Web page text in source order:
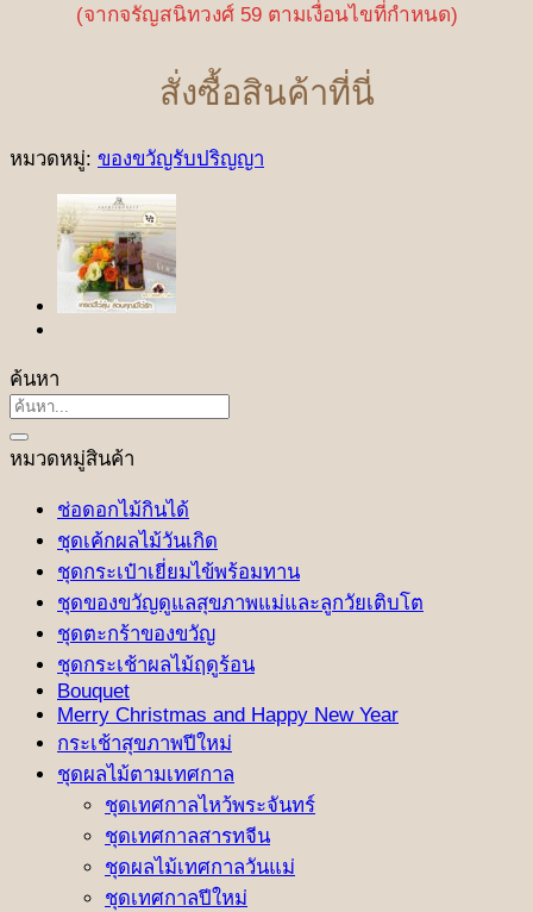
(จากจรัญสนิทวงศ์ 59 ตามเงื่อนไขที่กำหนด)
สั่งซื้อสินค้าที่นี่
หมวดหมู่: ของขวัญรับปริญญา
ค้นหา
ค้นหา:
หมวดหมู่สินค้า
ช่อดอกไม้กินได้
ชุดเค้กผลไม้วันเกิด
ชุดกระเป๋าเยี่ยมไข้พร้อมทาน
ชุดของขวัญดูแลสุขภาพแม่และลูกวัยเติบโต
ชุดตะกร้าของขวัญ
ชุดกระเช้าผลไม้ฤดูร้อน
Bouquet
Merry Christmas and Happy New Year
กระเช้าสุขภาพปีใหม่
ชุดผลไม้ตามเทศกาล
ชุดเทศกาลไหว้พระจันทร์
ชุดเทศกาลสารทจีน
ชุดผลไม้เทศกาลวันแม่
ชุดเทศกาลปีใหม่